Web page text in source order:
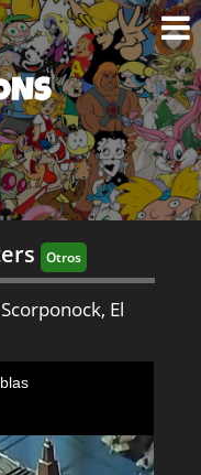
Otros
Scorponock, El